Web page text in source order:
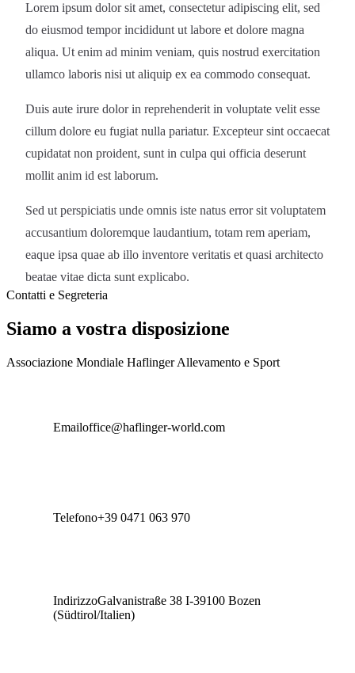
Lorem ipsum dolor sit amet, consectetur adipiscing elit, sed
do eiusmod tempor incididunt ut labore et dolore magna
aliqua. Ut enim ad minim veniam, quis nostrud exercitation
ullamco laboris nisi ut aliquip ex ea commodo consequat.
Duis aute irure dolor in reprehenderit in voluptate velit esse
cillum dolore eu fugiat nulla pariatur. Excepteur sint occaecat
cupidatat non proident, sunt in culpa qui officia deserunt
mollit anim id est laborum.
Sed ut perspiciatis unde omnis iste natus error sit voluptatem
accusantium doloremque laudantium, totam rem aperiam,
eaque ipsa quae ab illo inventore veritatis et quasi architecto
beatae vitae dicta sunt explicabo.
Contatti e Segreteria
Siamo a vostra disposizione
Associazione Mondiale Haflinger Allevamento e Sport
Emailoffice@haflinger-world.com
Telefono+39 0471 063 970
IndirizzoGalvanistraße 38 I-39100 Bozen
(Südtirol/Italien)